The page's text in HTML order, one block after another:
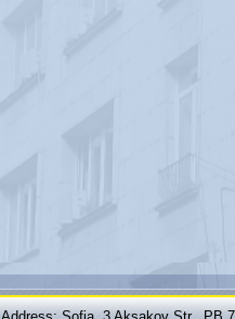
Address: Sofia, 3 Aksakov Str., PB